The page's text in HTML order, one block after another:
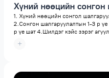
Хүний нөөцийн сонгон
1. Хүний нөөцийн сонгол
2.Сонгон шалгаруулалтын 1-3 р
р үе шат 4.Шилдэг кэйс зэрэг